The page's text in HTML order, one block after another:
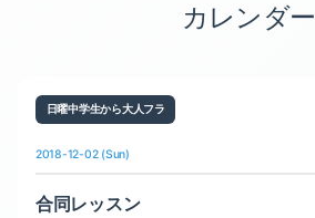
カレンダー
日曜中学生から大人フラ
2018-12-02 (Sun)
合同レッスン